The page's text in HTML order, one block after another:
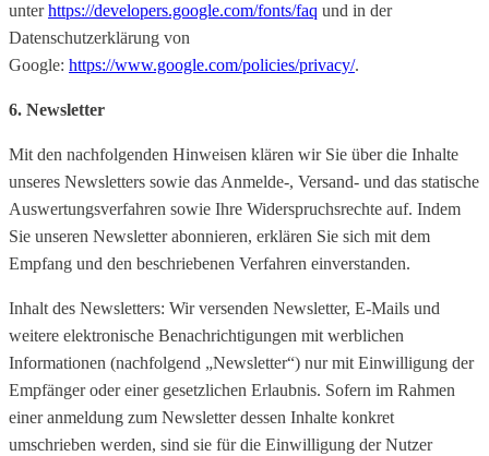
unterhttps://developers.google.com/fonts/faq und in der
Datenschutzerklärung von
Google: https://www.google.com/policies/privacy/.
6. Newsletter
Mit den nachfolgenden Hinweisen klären wir Sie über die Inhalte
unseres Newsletters sowie das Anmelde-, Versand- und das statische
Auswertungsverfahren sowie Ihre Widerspruchsrechte auf. Indem
Sie unseren Newsletter abonnieren, erklären Sie sich mit dem
Empfang und den beschriebenen Verfahren einverstanden.
Inhalt des Newsletters: Wir versenden Newsletter, E-Mails und
weitere elektronische Benachrichtigungen mit werblichen
Informationen (nachfolgend „Newsletter“) nur mit Einwilligung der
Empfänger oder einer gesetzlichen Erlaubnis. Sofern im Rahmen
einer anmeldung zum Newsletter dessen Inhalte konkret
umschrieben werden, sind sie für die Einwilligung der Nutzer